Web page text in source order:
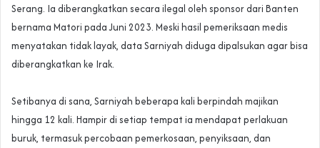
Serang. Ia diberangkatkan secara ilegal oleh sponsor dari Banten
bernama Matori pada Juni 2023. Meski hasil pemeriksaan medis
menyatakan tidak layak, data Sarniyah diduga dipalsukan agar bisa
diberangkatkan ke Irak.
‎Setibanya di sana, Sarniyah beberapa kali berpindah majikan
hingga 12 kali. Hampir di setiap tempat ia mendapat perlakuan
buruk, termasuk percobaan pemerkosaan, penyiksaan, dan